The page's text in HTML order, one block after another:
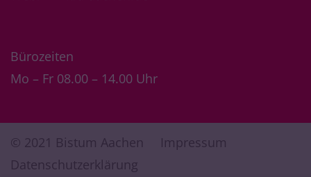
Bürozeiten
Mo – Fr 08.00 – 14.00 Uhr
© 2021 Bistum Aachen
Impressum
Datenschutzerklärung